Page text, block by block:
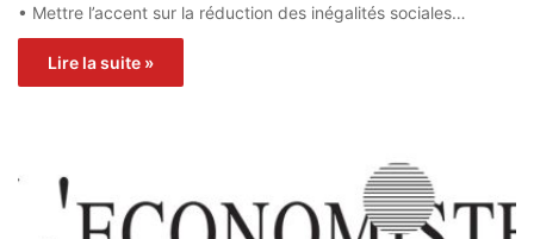
• Mettre l’accent sur la réduction des inégalités sociales…
Lire la suite »